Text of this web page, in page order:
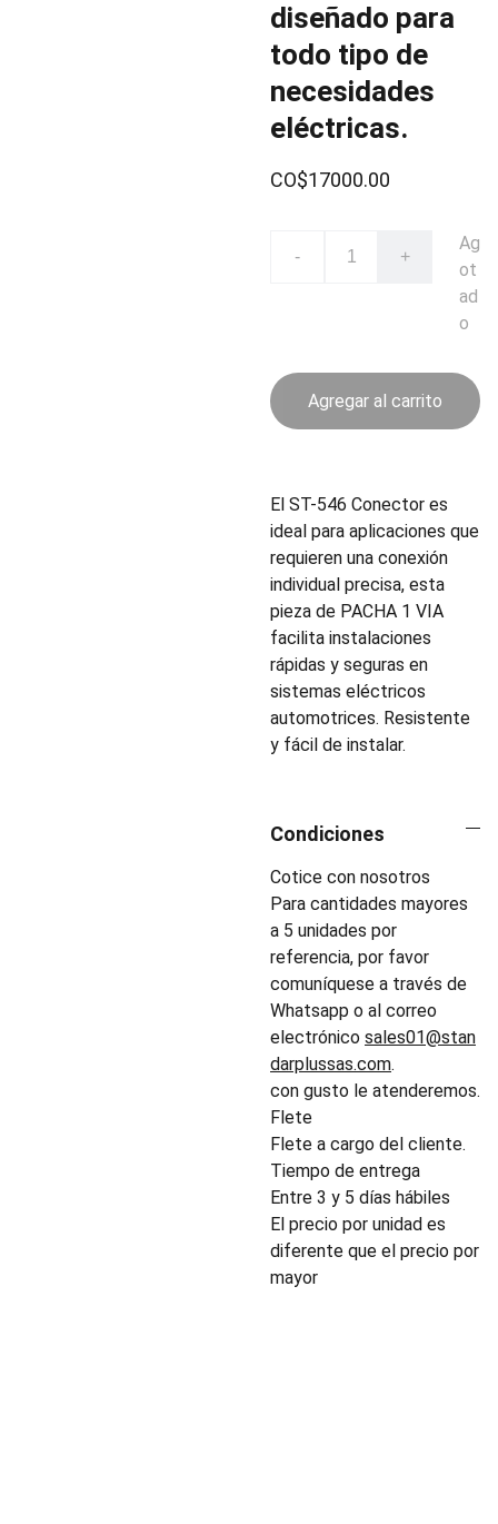
diseñado para
todo tipo de
necesidades
eléctricas.
CO$17000.00
- +
Ag
ot
ad
o
Agregar al carrito
El ST-546 Conector es
ideal para aplicaciones que
requieren una conexión
individual precisa, esta
pieza de PACHA 1 VIA
facilita instalaciones
rápidas y seguras en
sistemas eléctricos
automotrices. Resistente
y fácil de instalar.
Condiciones
Cotice con nosotros
Para cantidades mayores
a 5 unidades por
referencia, por favor
comuníquese a través de
Whatsapp o al correo
electrónico sales01@stan
darplussas.com.
con gusto le atenderemos.
Flete
Flete a cargo del cliente.
Tiempo de entrega
Entre 3 y 5 días hábiles
El precio por unidad es
diferente que el precio por
mayor